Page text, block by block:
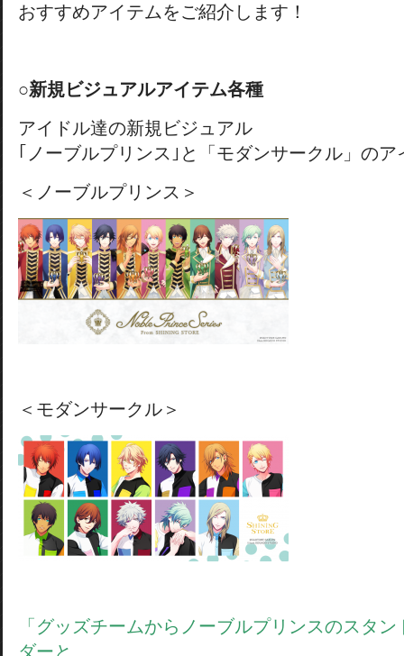
おすすめアイテムをご紹介します！
○新規ビジュアルアイテム各種
アイドル達の新規ビジュアル
｢ノーブルプリンス｣と「モダンサークル」の
＜ノーブルプリンス＞
＜モダンサークル＞
「グッズチームからノーブルプリンスのスタ
ダーと